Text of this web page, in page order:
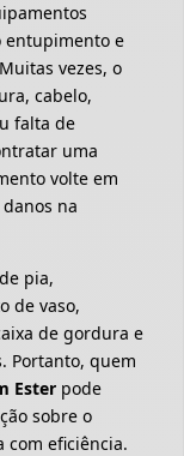
entupimento e
vezes, o
cabelo,
falta de
uma
volte em
na
pia,
de vaso,
de gordura e
Portanto, quem
Ester pode
sobre o
com eficiência.